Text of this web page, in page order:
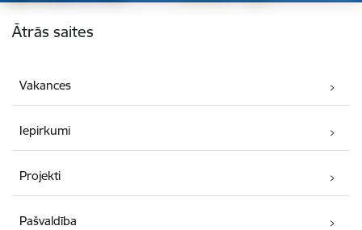
Kājene
Ātrās saites
Vakances
Iepirkumi
Projekti
Pašvaldība